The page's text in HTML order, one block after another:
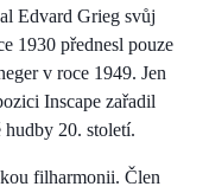
Edvard Grieg svůj
1930 přednesl pouze
v roce 1949. Jen
Inscape zařadil
20. století.
filharmonii. Člen